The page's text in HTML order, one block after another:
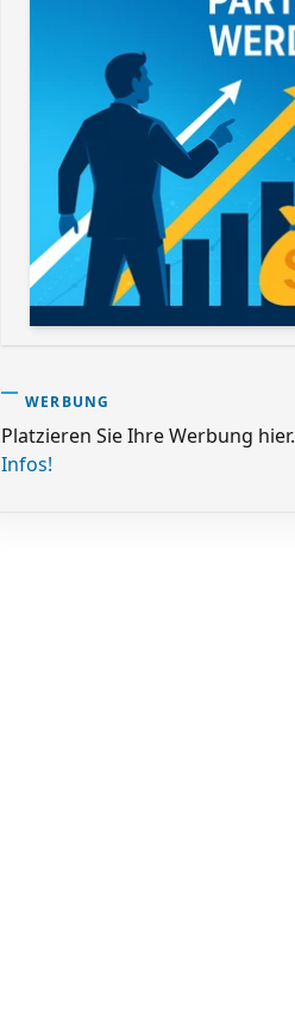
WERBUNG
Platzieren Sie Ihre Werbung hier.
Infos!